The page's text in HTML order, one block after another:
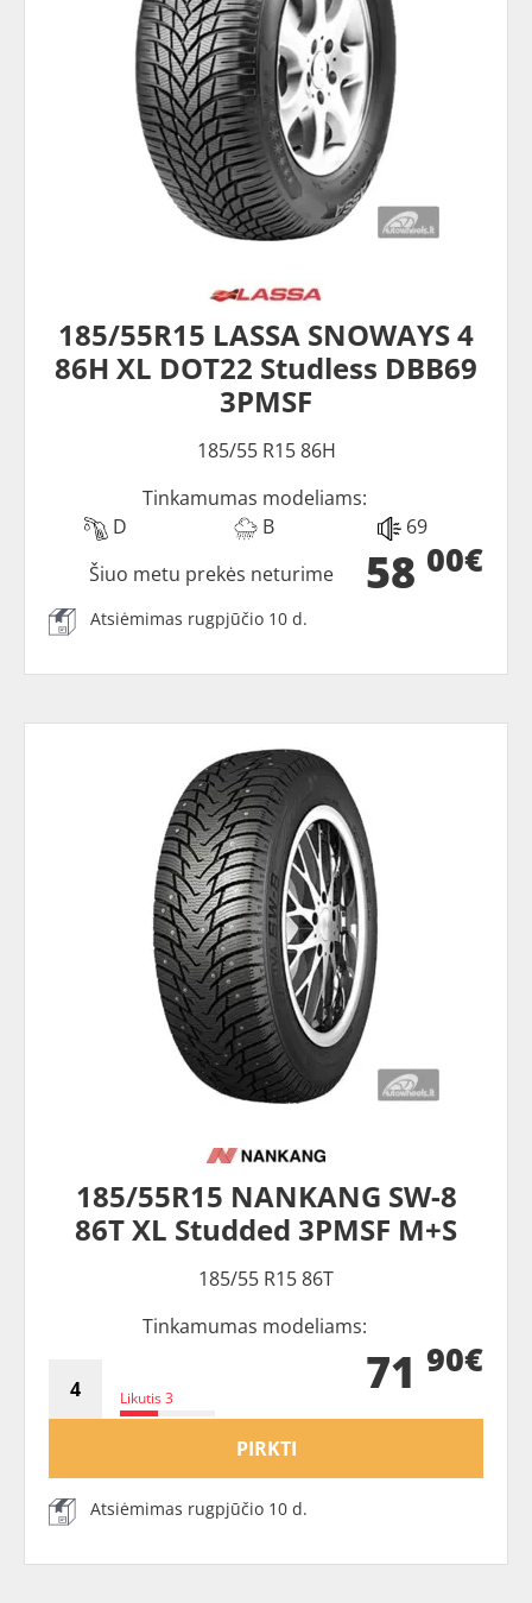
185/55R15 LASSA SNOWAYS 4
86H XL DOT22 Studless DBB69
3PMSF
185/55 R15 86H
Tinkamumas modeliams:
D
B 69
58 00€
Šiuo metu prekės neturime
Atsiėmimas rugpjūčio 10 d.
185/55R15 NANKANG SW-8
86T XL Studded 3PMSF M+S
185/55 R15 86T
Tinkamumas modeliams:
Likutis 3 71 90€
PIRKTI
Atsiėmimas rugpjūčio 10 d.